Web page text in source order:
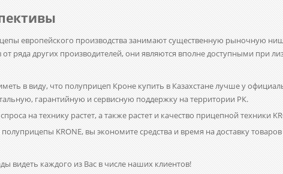
европейского производства занимают существенную рыночную
от ряда других производителей, они являются вполне доступными при
в виду, что полуприцеп Кроне купить в Казахстане лучше у
гарантийную и сервисную поддержку на территории РК.
на технику растет, а также растет и качество прицепной техники
полуприцепыKRONE, вы экономите средства и время на доставку
видеть каждого из Вас в числе наших клиентов!